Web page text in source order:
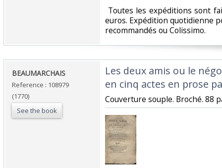
Toutes les expéditions sont
euros. Expédition quotidienne
recommandés ou Colissimo. ‎
‎BEAUMARCHAIS ‎
Reference : 108979
(1770)
See the book
‎Les deux amis ou le
en cinq actes en prose
‎Couverture souple. Broché. 88